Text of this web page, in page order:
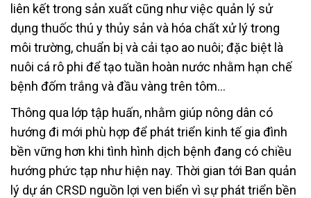
liên kết trong sản xuất cũng như việc quản lý sử
dụng thuốc thú y thủy sản và hóa chất xử lý trong
môi trường, chuẩn bị và cải tạo ao nuôi; đặc biệt là
nuôi cá rô phi để tạo tuần hoàn nước nhằm hạn chế
bệnh đốm trắng và đầu vàng trên tôm…
Thông qua lớp tập huấn, nhằm giúp nông dân có
hướng đi mới phù hợp để phát triển kinh tế gia đình
bền vững hơn khi tình hình dịch bệnh đang có chiều
hướng phức tạp như hiện nay. Thời gian tới Ban quản
lý dự án CRSD nguồn lợi ven biển vì sự phát triển bền